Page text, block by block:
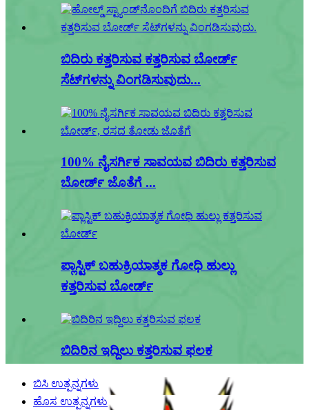
ಬಿದಿರು ಕತ್ತರಿಸುವ ಕತ್ತರಿಸುವ ಬೋರ್ಡ್
ಸೆಟ್‌ಗಳನ್ನು ವಿಂಗಡಿಸುವುದು...
100% ನೈಸರ್ಗಿಕ ಸಾವಯವ ಬಿದಿರು ಕತ್ತರಿಸುವ
ಬೋರ್ಡ್ ಜೊತೆಗೆ ...
ಪ್ಲಾಸ್ಟಿಕ್ ಬಹುಕ್ರಿಯಾತ್ಮಕ ಗೋಧಿ ಹುಲ್ಲು
ಕತ್ತರಿಸುವ ಬೋರ್ಡ್
ಬಿದಿರಿನ ಇದ್ದಿಲು ಕತ್ತರಿಸುವ ಫಲಕ
ಬಿಸಿ ಉತ್ಪನ್ನಗಳು
ಹೊಸ ಉತ್ಪನ್ನಗಳು